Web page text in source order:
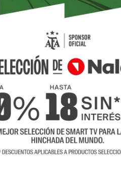
a TacurA? Rugby y hockey
la visita dominA? durante
en la figura al anotar tres
Troyano convirtiA? para las
al excelente debut
el ascenso a Primera A